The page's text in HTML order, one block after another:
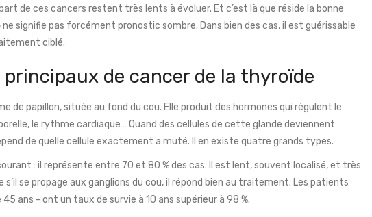
de ces cancers restent très lents à évoluer. Et c’est là que réside la bonne
ne signifie pas forcément pronostic sombre. Dans bien des cas, il est guérissable
ciblé.
de cancer de la thyroïde
de papillon, située au fond du cou. Elle produit des hormones qui régulent le
le rythme cardiaque… Quand des cellules de cette glande deviennent
de quelle cellule exactement a muté. Il en existe quatre grands types.
: il représente entre 70 et 80 % des cas. Il est lent, souvent localisé, et très
s’il se propage aux ganglions du cou, il répond bien au traitement. Les patients
ans - ont un taux de survie à 10 ans supérieur à 98 %.